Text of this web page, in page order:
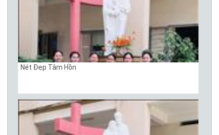
Nét Đẹp Tâm Hồn